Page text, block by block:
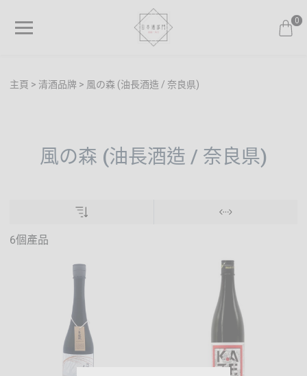
0
主頁 清酒品牌 風の森 (油長酒造 / 奈良県)
風の森 (油長酒造 / 奈良県)
6個產品